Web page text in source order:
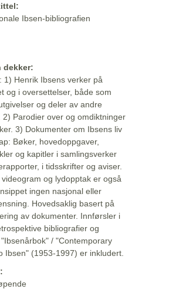
Ibsen-bibliografien
dekker:
1) Henrik Ibsens verker på
og i oversettelser, både som
og deler av andre
2) Parodier over og omdiktninger
3) Dokumenter om Ibsens liv
Bøker, hovedoppgaver,
og kapitler i samlingsverker
i tidsskrifter og aviser.
og lydopptak er også
ingen nasjonal eller
Hovedsaklig basert på
av dokumenter. Innførsler i
bibliografier og
/ "Contemporary
Ibsen" (1953-1997) er inkludert.